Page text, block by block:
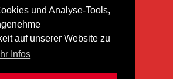
und Analyse-Tools,
auf unserer Website zu
Infos